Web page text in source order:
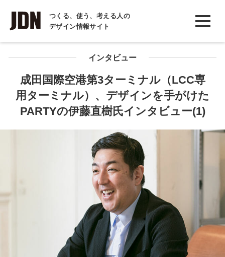
つくる、使う、考える人の
デザイン情報サイト
INTERVIEW
インタビュー
REPORT
COLUMN
コラム
インタビュー
成田国際空港第3ターミナル（LCC専
用ターミナル）、デザインを手がけた
PARTYの伊藤直樹氏インタビュー(1)